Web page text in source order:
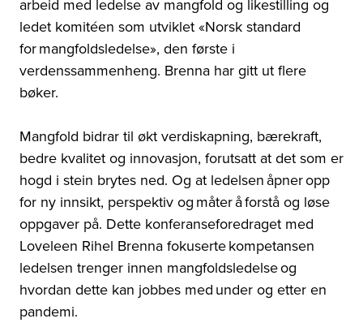
arbeid med ledelse av mangfold og likestilling og
ledet komitéen som utviklet «Norsk standard
for mangfoldsledelse», den første i
verdenssammenheng. Brenna har gitt ut flere
bøker.
Mangfold bidrar til økt verdiskapning, bærekraft,
bedre kvalitet og innovasjon, forutsatt at det som er
hogd i stein brytes ned. Og at ledelsen åpner opp
for ny innsikt, perspektiv og måter å forstå og løse
oppgaver på. Dette konferanseforedraget med
Loveleen Rihel Brenna fokuserte kompetansen
ledelsen trenger innen mangfoldsledelse og
hvordan dette kan jobbes med under og etter en
pandemi.